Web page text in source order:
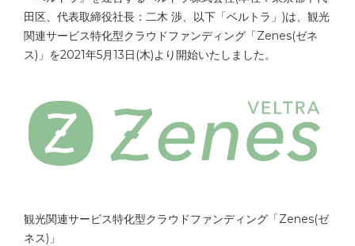
田区、代表取締役社長：二木 渉、以下「ベルトラ」)は、観光
関連サービス特化型クラウドファンディング「Zenes(ゼネ
ス)」を2021年5月13日(木)より開始いたしました。
観光関連サービス特化型クラウドファンディング「Zenes(ゼ
ネス)」